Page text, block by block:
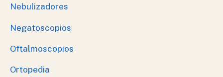
Nebulizadores
Negatoscopios
Oftalmoscopios
Ortopedia